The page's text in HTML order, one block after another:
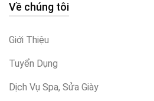
Về chúng tôi
Giới Thiệu
Tuyển Dụng
Dịch Vụ Spa, Sửa Giày